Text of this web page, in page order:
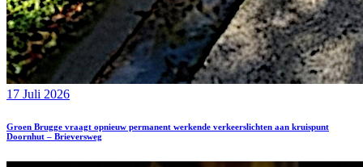
17 Juli 2026
Groen Brugge vraagt opnieuw permanent werkende verkeerslichten aan kruispunt
Doornhut – Brieversweg